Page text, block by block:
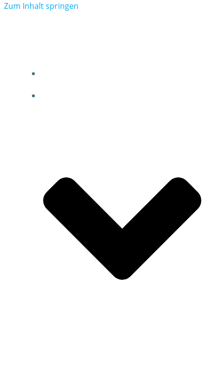
Zum Inhalt springen